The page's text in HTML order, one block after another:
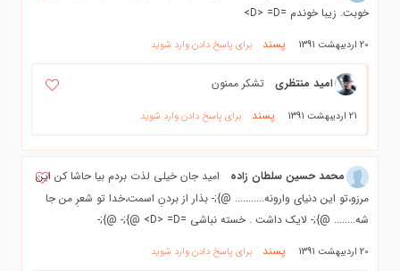
خوبت. زيبا خوندم =D> =D>
20 اردیبهشت 1391 پسند برای پاسخ دادن وارد شوید
امید منتظری تشکر ممنون
21 اردیبهشت 1391 پسند برای پاسخ دادن وارد شوید
محمد حسین سلطان زاده
امید جان خیلی لذت بردم بیا حاشا کن این
مرزو،تو این دنیای وارونه........... @};- بذار از بردنِ اسمت،خدا تو شعرِ من جا
شه........ @};- لایک داشت . خسته نباشی =D> =D> @};- @};-
20 اردیبهشت 1391 پسند برای پاسخ دادن وارد شوید